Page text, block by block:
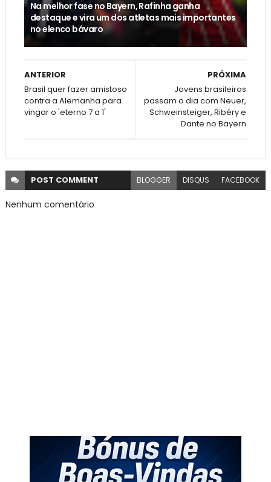
Na melhor fase no Bayern, Rafinha ganha
destaque e vira um dos atletas mais importantes
no elenco bávaro
PRÓXIMA
Jovens brasileiros
passam o dia com Neuer,
Schweinsteiger, Ribéry e
Dante no Bayern
ANTERIOR
Brasil quer fazer amistoso
contra a Alemanha para
vingar o 'eterno 7 a 1'
POST COMMENT BLOGGER DISQUS FACEBOOK
Nenhum comentário